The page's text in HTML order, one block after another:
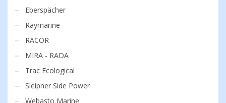
Eberspächer
Raymarine
RACOR
MIRA - RADA
Trac Ecological
Sleipner Side Power
Webasto Marine